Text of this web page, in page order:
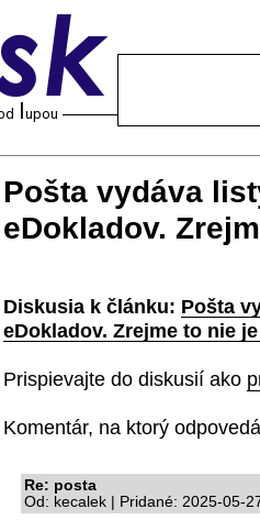
Pošta vydáva
eDokladov.
Diskusia k článku: Pošta
eDokladov. Zrejme to nie
Prispievajte do diskusií ako
Komentár, na ktorý
Re: posta
Od: kecalek | Pridané: 2025-05-